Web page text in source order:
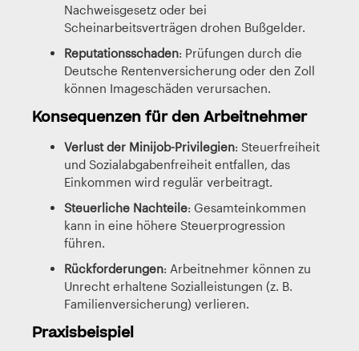
Nachweisgesetz oder bei
Scheinarbeitsverträgen drohen Bußgelder.
Reputationsschaden: Prüfungen durch die
Deutsche Rentenversicherung oder den Zoll
können Imageschäden verursachen.
Konsequenzen für den Arbeitnehmer
Verlust der Minijob-Privilegien: Steuerfreiheit
und Sozialabgabenfreiheit entfallen, das
Einkommen wird regulär verbeitragt.
Steuerliche Nachteile: Gesamteinkommen
kann in eine höhere Steuerprogression
führen.
Rückforderungen: Arbeitnehmer können zu
Unrecht erhaltene Sozialleistungen (z. B.
Familienversicherung) verlieren.
Praxisbeispiel